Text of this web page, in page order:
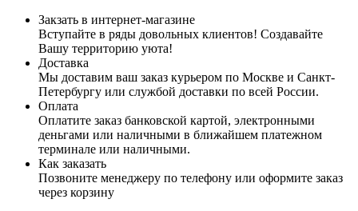
Закзать в интернет-магазине
Вступайте в ряды довольных клиентов! Создавайте
Вашу территорию уюта!
Доставка
Мы доставим ваш заказ курьером по Москве и Санкт-
Петербургу или службой доставки по всей России.
Оплата
Оплатите заказ банковской картой, электронными
деньгами или наличными в ближайшем платежном
терминале или наличными.
Как заказать
Позвоните менеджеру по телефону или оформите заказ
через корзину